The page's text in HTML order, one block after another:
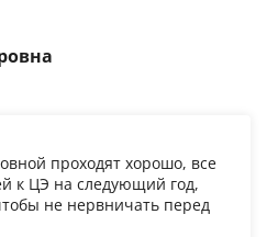
проходят хорошо, все
к ЦЭ на следующий год,
не нервничать перед